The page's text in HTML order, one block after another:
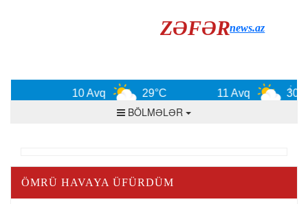
ZƏFƏRnews.az
10 Avq 29°C 11 Avq 30°C
BÖLMƏLƏR
ÖMRÜ HAVAYA ÜFÜRDÜM